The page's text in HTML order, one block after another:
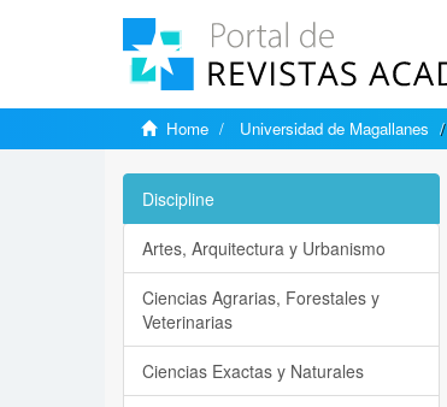
Home Universidad de Magallanes
Discipline
Artes, Arquitectura y Urbanismo
Ciencias Agrarias, Forestales y
Veterinarias
Ciencias Exactas y Naturales